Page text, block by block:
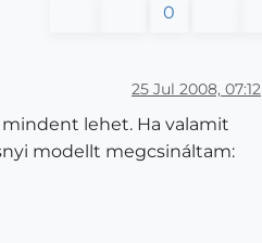
0
25 Jul 2008, 07:12
mindent lehet. Ha valamit
modellt megcsináltam: